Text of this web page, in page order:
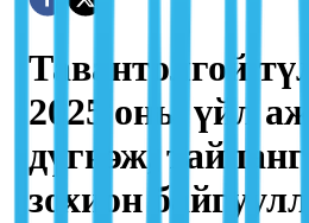
Тавантолгой
2025 оны үйл
дүгнэж,
зохион